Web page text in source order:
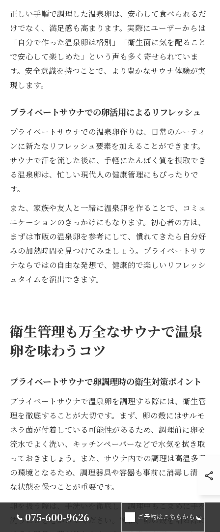
正しい手順で調理した温泉卵は、安心して食べられるだ
けでなく、満足感も高まります。実際にユーザーからは
「自分で作った温泉卵は格別」「衛生面に気を配ること
で安心して楽しめた」という声も多く寄せられていま
す。安全意識を持つことで、より豊かなサウナ体験が実
現します。
プライベートサウナでの卵活用によるリフレッシュ
プライベートサウナでの温泉卵作りは、日常のルーティ
ンに新たなリフレッシュ要素を加えることができます。
サウナで汗を流した後に、手軽にたんぱく質を摂取でき
る温泉卵は、忙しい現代人の健康管理にもぴったりで
す。
また、家族や友人と一緒に温泉卵を作ることで、コミュ
ニケーションのきっかけにもなります。初心者の方は、
まずは市販の温泉卵を参考にして、慣れてきたら自分好
みの加熱時間を見つけてみましょう。プライベートサウ
ナならではの自由な発想で、健康的で楽しいリフレッシ
ュタイムを演出できます。
衛生管理も万全なサウナで温泉
卵を味わうコツ
プライベートサウナで卵調理時の衛生対策ポイント
プライベートサウナで温泉卵を調理する際には、衛生管
理を徹底することが大切です。まず、卵の殻にはサルモ
ネラ菌が付着している可能性があるため、調理前に卵を
流水でよく洗い、キッチンペーパーなどで水気を拭き取
っておきましょう。また、サウナ内での調理は高温多湿
の環境となるため、調理器具や容器も事前に消毒し清潔
な状態を保つことが重要です。
卵を扱う際は、手洗いを徹底し、調理中もこまめに手を
洗うことを心がけてください。特に、卵の殻を割る際に
075-600-9626 ご予約はこちらから